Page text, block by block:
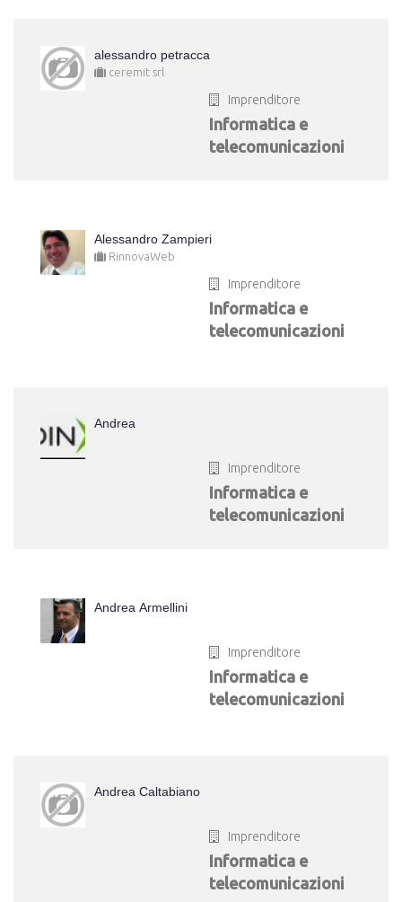
alessandro petracca
ceremit srl
Imprenditore
Informatica e
telecomunicazioni
Alessandro Zampieri
RinnovaWeb
Imprenditore
Informatica e
telecomunicazioni
Andrea
Imprenditore
Informatica e
telecomunicazioni
Andrea Armellini
Imprenditore
Informatica e
telecomunicazioni
Andrea Caltabiano
Imprenditore
Informatica e
telecomunicazioni